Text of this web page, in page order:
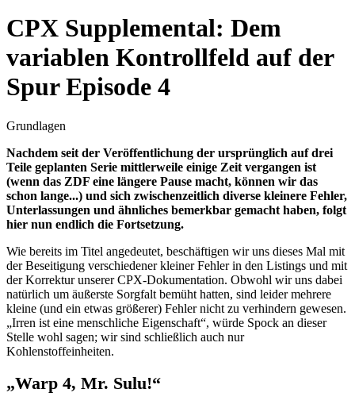
CPX Supplemental: Dem
variablen Kontrollfeld auf der
Spur Episode 4
Grundlagen
Nachdem seit der Veröffentlichung der ursprünglich auf drei
Teile geplanten Serie mittlerweile einige Zeit vergangen ist
(wenn das ZDF eine längere Pause macht, können wir das
schon lange...) und sich zwischenzeitlich diverse kleinere Fehler,
Unterlassungen und ähnliches bemerkbar gemacht haben, folgt
hier nun endlich die Fortsetzung.
Wie bereits im Titel angedeutet, beschäftigen wir uns dieses Mal mit
der Beseitigung verschiedener kleiner Fehler in den Listings und mit
der Korrektur unserer CPX-Dokumentation. Obwohl wir uns dabei
natürlich um äußerste Sorgfalt bemüht hatten, sind leider mehrere
kleine (und ein etwas größerer) Fehler nicht zu verhindern gewesen.
„Irren ist eine menschliche Eigenschaft“, würde Spock an dieser
Stelle wohl sagen; wir sind schließlich auch nur
Kohlenstoffeinheiten.
„Warp 4, Mr. Sulu!“